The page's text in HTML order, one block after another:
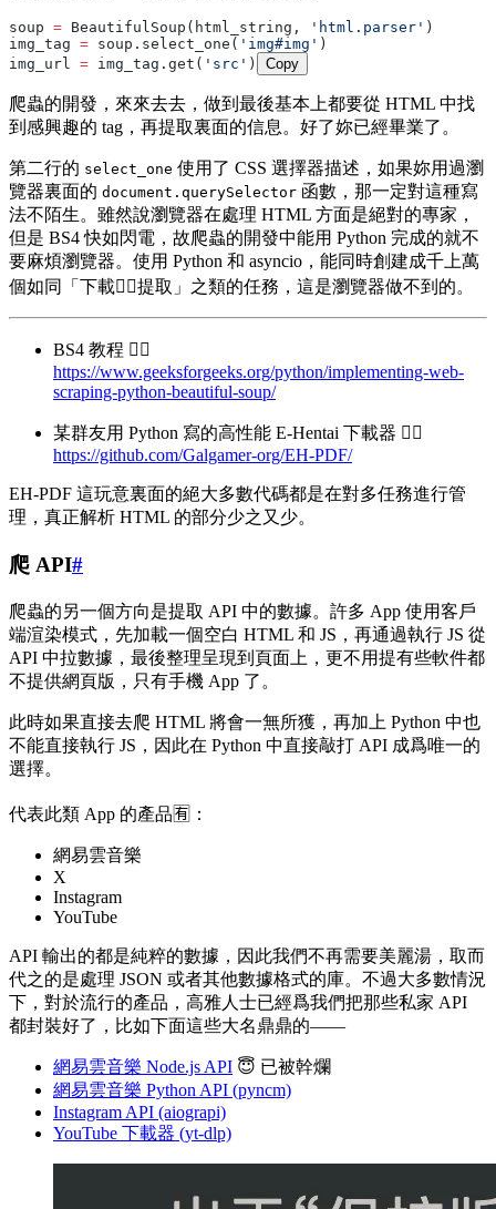
soup = BeautifulSoup(html_string, 'html.parser' )
img_tag = soup.select_one( 'img#img' )
img_url = img_tag.get( 'src' ) Copy
爬蟲的開發，來來去去，做到最後基本上都要從 HTML 中找
到感興趣的 tag，再提取裏面的信息。好了妳已經畢業了。
第二行的 select_one 使用了 CSS 選擇器描述，如果妳用過瀏
覽器裏面的 document.querySelector 函數，那一定對這種寫
法不陌生。雖然說瀏覽器在處理 HTML 方面是絕對的專家，
但是 BS4 快如閃電，故爬蟲的開發中能用 Python 完成的就不
要麻煩瀏覽器。使用 Python 和 asyncio，能同時創建成千上萬
個如同「下載👉🏻提取」之類的任務，這是瀏覽器做不到的。
BS4 教程 👉🏻
https://www.geeksforgeeks.org/python/implementing-web-
scraping-python-beautiful-soup/
某群友用 Python 寫的高性能 E-Hentai 下載器 👉🏻
https://github.com/Galgamer-org/EH-PDF/
EH-PDF 這玩意裏面的絕大多數代碼都是在對多任務進行管
理，真正解析 HTML 的部分少之又少。
爬 API#
爬蟲的另一個方向是提取 API 中的數據。許多 App 使用客戶
端渲染模式，先加載一個空白 HTML 和 JS，再通過執行 JS 從
API 中拉數據，最後整理呈現到頁面上，更不用提有些軟件都
不提供網頁版，只有手機 App 了。
此時如果直接去爬 HTML 將會一無所獲，再加上 Python 中也
不能直接執行 JS，因此在 Python 中直接敲打 API 成爲唯一的
選擇。
代表此類 App 的產品🈶️：
網易雲音樂
X
Instagram
YouTube
API 輸出的都是純粹的數據，因此我們不再需要美麗湯，取而
代之的是處理 JSON 或者其他數據格式的庫。不過大多數情況
下，對於流行的產品，高雅人士已經爲我們把那些私家 API
都封裝好了，比如下面這些大名鼎鼎的——
網易雲音樂 Node.js API 😇 已被幹爛
網易雲音樂 Python API (pyncm)
Instagram API (aiograpi)
YouTube 下載器 (yt-dlp)